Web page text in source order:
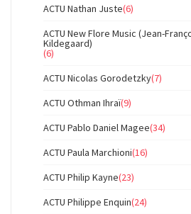
ACTU Nathan Juste(6)
ACTU New Flore Music (Jean-
Kildegaard)
(6)
ACTU Nicolas Gorodetzky(7)
ACTU Othman Ihraï(9)
ACTU Pablo Daniel Magee(34)
ACTU Paula Marchioni(16)
ACTU Philip Kayne(23)
ACTU Philippe Enquin(24)